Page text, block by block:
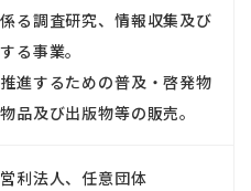
る調査研究、情報収集及び
る事業。
進するための普及・啓発物
品及び出版物等の販売。
利法人、任意団体